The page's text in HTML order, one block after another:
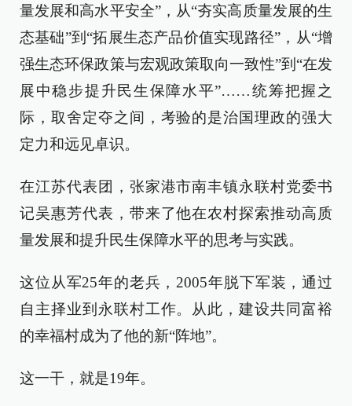
量发展和高水平安全”，从“夯实高质量发展的生
态基础”到“拓展生态产品价值实现路径”，从“增
强生态环保政策与宏观政策取向一致性”到“在发
展中稳步提升民生保障水平”……统筹把握之
际，取舍定夺之间，考验的是治国理政的强大
定力和远见卓识。
在江苏代表团，张家港市南丰镇永联村党委书
记吴惠芳代表，带来了他在农村探索推动高质
量发展和提升民生保障水平的思考与实践。
这位从军25年的老兵，2005年脱下军装，通过
自主择业到永联村工作。从此，建设共同富裕
的幸福村成为了他的新“阵地”。
这一干，就是19年。